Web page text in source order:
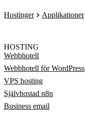
Hostinger Applikationer
HOSTING
Webbhotell
Webbhotell för WordPress
VPS hosting
Självhostad n8n
Business email